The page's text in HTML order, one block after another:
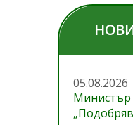
05.08.2026